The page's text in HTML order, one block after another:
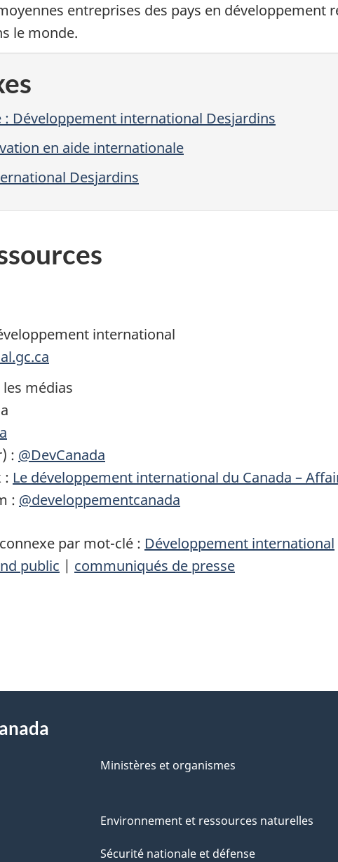
entreprises des pays en développement
le monde.
Développement international Desjardins
en aide internationale
Desjardins
international
médias
: @DevCanada
: Le développement international du Canada –
: @developpementcanada
par mot-clé : Développement international
public | communiqués de presse
Ministères et organismes
Environnement et ressources naturelles
Sécurité nationale et défense